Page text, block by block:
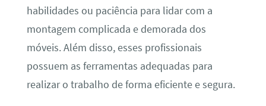
habilidades ou paciência para lidar com a
montagem complicada e demorada dos
móveis. Além disso, esses profissionais
possuem as ferramentas adequadas para
realizar o trabalho de forma eficiente e segura.